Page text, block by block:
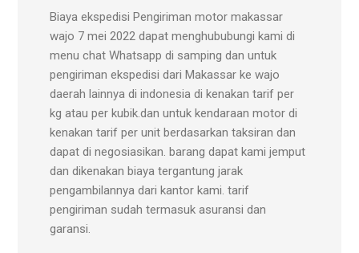
Biaya ekspedisi Pengiriman motor makassar
wajo 7 mei 2022 dapat menghububungi kami di
menu chat Whatsapp di samping dan untuk
pengiriman ekspedisi dari Makassar ke wajo
daerah lainnya di indonesia di kenakan tarif per
kg atau per kubik.dan untuk kendaraan motor di
kenakan tarif per unit berdasarkan taksiran dan
dapat di negosiasikan. barang dapat kami jemput
dan dikenakan biaya tergantung jarak
pengambilannya dari kantor kami. tarif
pengiriman sudah termasuk asuransi dan
garansi.